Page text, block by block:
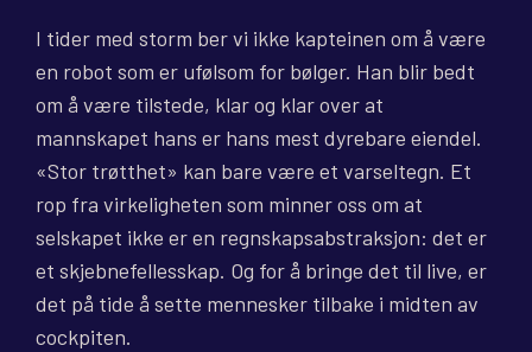
I tider med storm ber vi ikke kapteinen om å være
en robot som er ufølsom for bølger. Han blir bedt
om å være tilstede, klar og klar over at
mannskapet hans er hans mest dyrebare eiendel.
«Stor trøtthet» kan bare være et varseltegn. Et
rop fra virkeligheten som minner oss om at
selskapet ikke er en regnskapsabstraksjon: det er
et skjebnefellesskap. Og for å bringe det til live, er
det på tide å sette mennesker tilbake i midten av
cockpiten.